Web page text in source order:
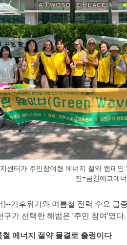
센터가 주민참여형 에너지 절약 캠페인
진=금천에코에
)--기후위기와 여름철 전력 수요 급
가 선택한 해법은 ‘주민 참여’였다.
에너지 절약 물결로 출렁이다